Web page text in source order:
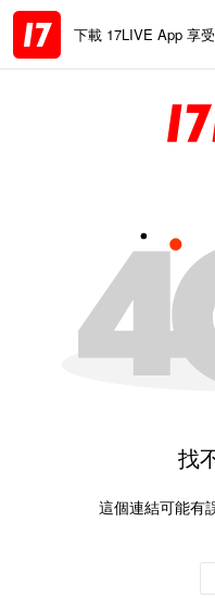
下載 17LIVE App 享
找
這個連結可能有